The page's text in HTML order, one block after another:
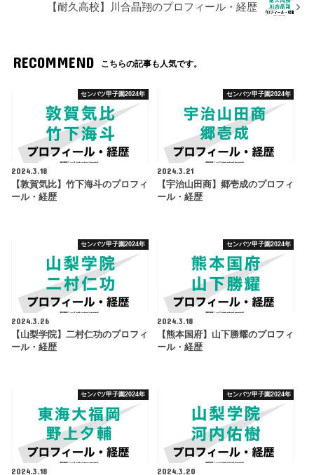
【耐久高校】川合晶翔のプロフィール・経歴
RECOMMEND こちらの記事も人気です。
センバツ甲子園2024年
2024.3.18
【敦賀気比】竹下海斗のプロフィ
ール・経歴
センバツ甲子園2024年
2024.3.21
【宇治山田商】郷壱成のプロフィ
ール・経歴
センバツ甲子園2024年
2024.3.26
【山梨学院】二村仁功のプロフィ
ール・経歴
センバツ甲子園2024年
2024.3.18
【熊本国府】山下勝耀のプロフィ
ール・経歴
センバツ甲子園2024年
2024.3.18
センバツ甲子園2024年
2024.3.20